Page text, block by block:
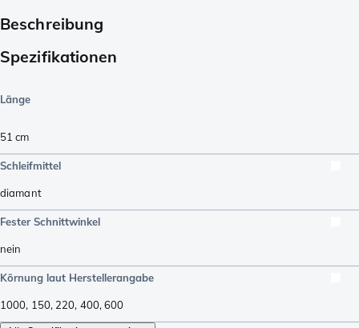
Beschreibung
Spezifikationen
Länge
51 cm
Schleifmittel
diamant
Fester Schnittwinkel
nein
Körnung laut Herstellerangabe
1000, 150, 220, 400,600